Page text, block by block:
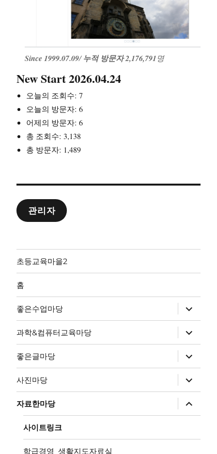
Since 1999.07.09/누적 방문자 2,176,791명
New Start 2026.04.24
오늘의 조회수:7
오늘의 방문자:6
어제의 방문자:6
총 조회수: 3,138
총 방문자: 1,489
관리자
초등교육마을2
홈
좋은수업마당
위
메
뉴
확
장
과학&컴퓨터교육마당
위
메
뉴
확
장
좋은글마당
위
메
뉴
확
장
사진마당
위
메
뉴
확
장
자료한마당
위
메
장
사이트링크
학급경영_생활지도자료실